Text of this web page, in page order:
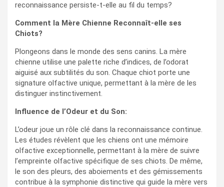
reconnaissance persiste-t-elle au fil du temps?
Comment la Mère Chienne Reconnaît-elle ses
Chiots?
Plongeons dans le monde des sens canins. La mère
chienne utilise une palette riche d’indices, de l’odorat
aiguisé aux subtilités du son. Chaque chiot porte une
signature olfactive unique, permettant à la mère de les
distinguer instinctivement.
Influence de l’Odeur et du Son:
L’odeur joue un rôle clé dans la reconnaissance continue.
Les études révèlent que les chiens ont une mémoire
olfactive exceptionnelle, permettant à la mère de suivre
l’empreinte olfactive spécifique de ses chiots. De même,
le son des pleurs, des aboiements et des gémissements
contribue à la symphonie distinctive qui guide la mère vers